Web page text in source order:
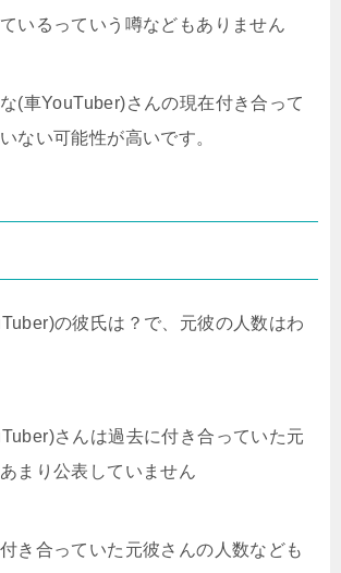
いるっていう噂などもありません
(車YouTuber)さんの現在付き合って
ない可能性が高いです。
の彼氏は？で、元彼の人数はわ
さんは過去に付き合っていた元
まり公表していません
き合っていた元彼さんの人数なども